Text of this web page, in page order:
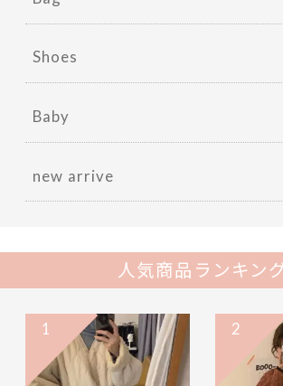
Shoes
Baby
new arrive
人気商品ランキン
1 2